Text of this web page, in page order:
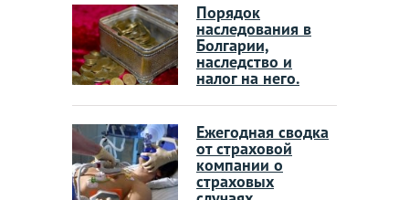
Порядок
наследования в
Болгарии,
наследство и
налог на него.
Ежегодная сводка
от страховой
компании о
страховых